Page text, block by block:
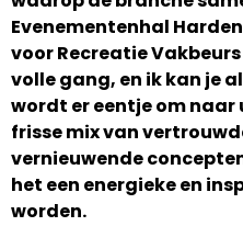
Evenementenhal
voor Recreatie
volle gang, en ik kan je
wordt er eentje om naar
frisse mix van
vernieuwende
het een energieke en
worden.